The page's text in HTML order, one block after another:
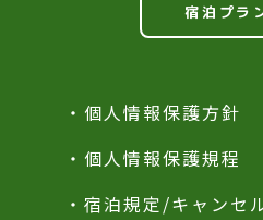
宿泊プラ
・個人情報保護方針
・個人情報保護規程
・宿泊規定/キャンセ